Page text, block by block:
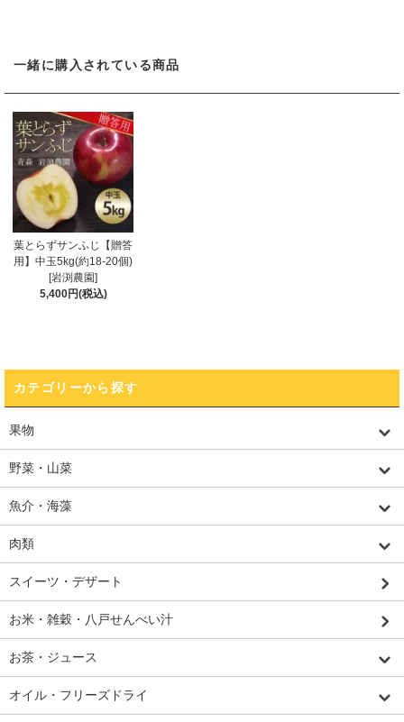
一緒に購入されている商品
葉とらずサンふじ【贈答
用】中玉5kg(約18-20個)
[岩渕農園]
5,400円(税込)
カテゴリーから探す
果物
野菜・山菜
魚介・海藻
肉類
スイーツ・デザート
お米・雑穀・八戸せんべい汁
お茶・ジュース
オイル・フリーズドライ